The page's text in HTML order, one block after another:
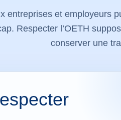
entreprises et employeurs
Respecter l’OETH
conserver une